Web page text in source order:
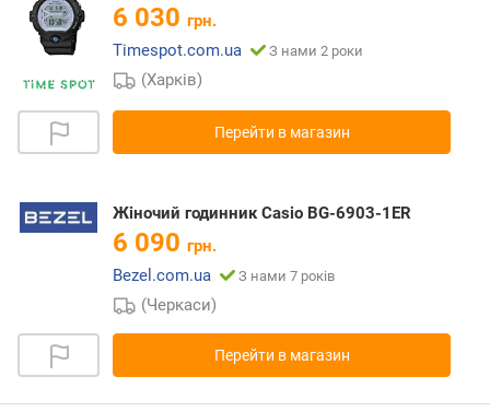
6 030 грн.
Timespot.com.ua
З нами 2 роки
(Харків)
Перейти в магазин
Жіночий годинник Casio BG-6903-1ER
6 090 грн.
Bezel.com.ua
З нами 7 років
(Черкаси)
Перейти в магазин